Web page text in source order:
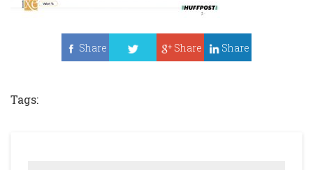
Share
Share Share
Tags: